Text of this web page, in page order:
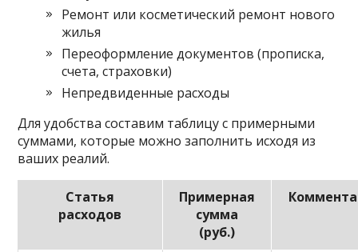
Ремонт или косметический ремонт нового
жилья
Переоформление документов (прописка,
счета, страховки)
Непредвиденные расходы
Для удобства составим таблицу с примерными
суммами, которые можно заполнить исходя из
ваших реалий.
Статья
расходов
Примерная
сумма
(руб.)